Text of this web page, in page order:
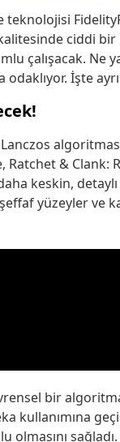
teknolojisi
ciddi
çalışacak. Ne
İşte
& Clank:
keskin, detaylı
yüzeyler ve
bir
kullanımına
olmasını